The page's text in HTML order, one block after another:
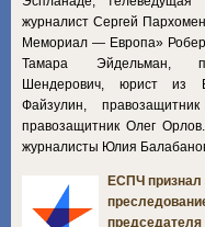
журналист Сергей
Мемориал — Европа»
Тамара Эйдельман,
Шендерович, юрист из
Файзулин,
правозащитник Олег
журналисты Юлия
ЕСПЧ признал
председателя